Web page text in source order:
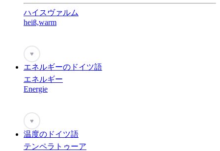
ハイスヴァルム
heiß,warm
♥
エネルギーのドイツ語
エネルギー
Energie
♥
温度のドイツ語
テンペラトゥーア